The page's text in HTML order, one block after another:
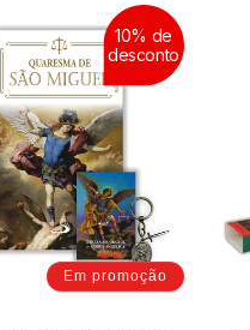
Em promoção
10% de
desconto